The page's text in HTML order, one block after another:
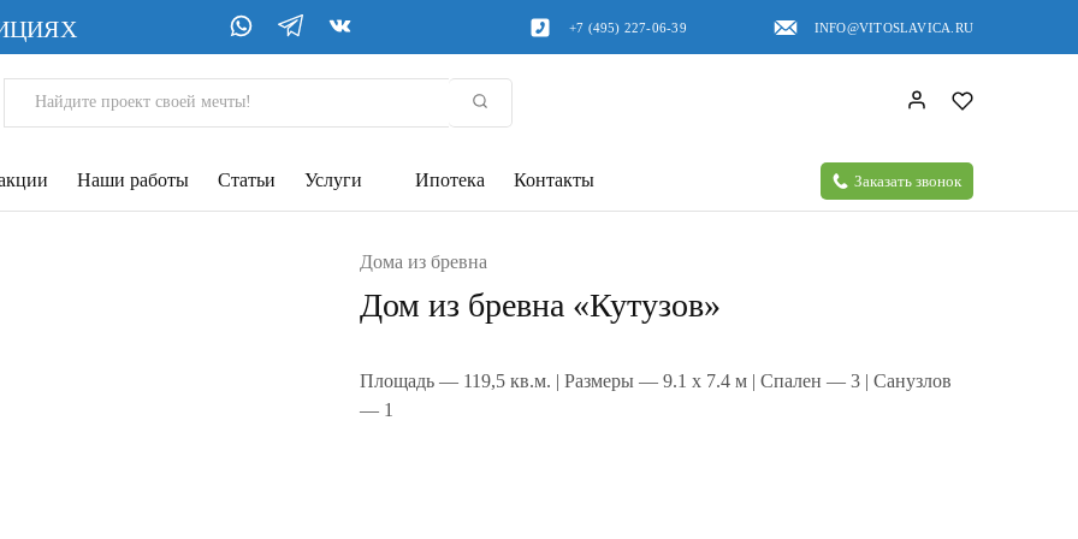
+7 (495) 227-06-39 INFO@VITOSLAVICA.RU
Наши работы Статьи Услуги Ипотека Контакты Заказать звонок
Дома из бревна
Дом из бревна «Кутузов»
Площадь — 119,5 кв.м. | Размеры — 9.1 x 7.4 м | Спален — 3 | Санузлов
— 1